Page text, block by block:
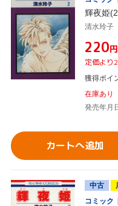
輝夜姫
清水玲子
¥220円
定価より
獲得ポイ
在庫あり
発売年月
カートへ追加
中古
コミック